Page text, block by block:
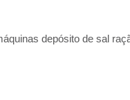
depósito de sal